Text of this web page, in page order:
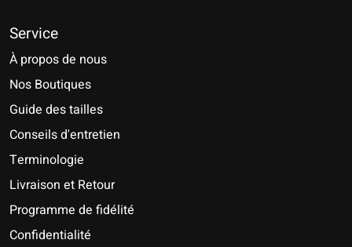
Service
À propos de nous
Nos Boutiques
Guide des tailles
Conseils d'entretien
Terminologie
Livraison et Retour
Programme de fidélité
Confidentialité